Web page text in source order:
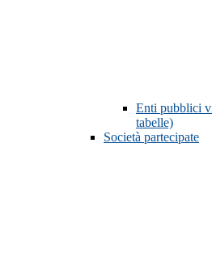
Enti pubblici
tabelle)
Società partecipate